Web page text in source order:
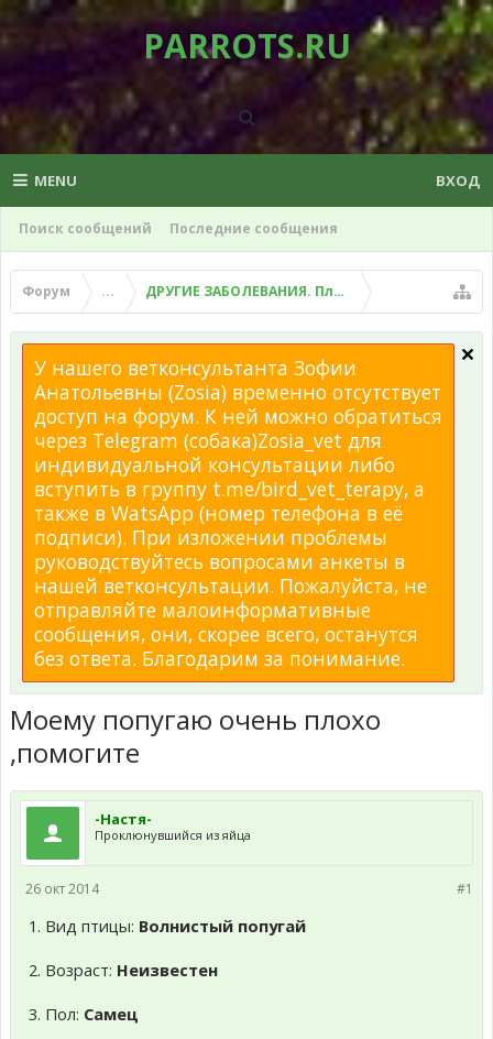
PARROTS.RU
MENU
Поиск сообщений Последние сообщения
ВХОД
Форум ... ДРУГИЕ ЗАБОЛЕВАНИЯ. Плохой помет, рвота и
У нашего ветконсультанта Зофии
Анатольевны (Zosia) временно отсутствует
доступ на форум. К ней можно обратиться
через Telegram (собака)Zosia_vet для
индивидуальной консультации либо
вступить в группу t.me/bird_vet_terapy, а
также в WatsApp (номер телефона в её
подписи). При изложении проблемы
руководствуйтесь вопросами анкеты в
нашей ветконсультации. Пожалуйста, не
отправляйте малоинформативные
сообщения, они, скорее всего, останутся
без ответа. Благодарим за понимание.
Моему попугаю очень плохо
,помогите
-Настя-
Проклюнувшийся из яйца
#1
26 окт 2014
1. Вид птицы: Волнистый попугай
2. Возраст: Неизвестен
3. Пол: Самец